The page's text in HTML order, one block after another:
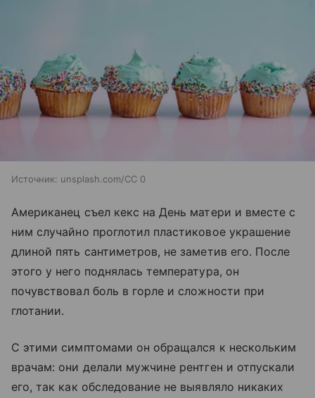
Источник: unsplash.com/CC 0
Американец съел кекс на День матери и вместе с
ним случайно проглотил пластиковое украшение
длиной пять сантиметров, не заметив его. После
этого у него поднялась температура, он
почувствовал боль в горле и сложности при
глотании.
С этими симптомами он обращался к нескольким
врачам: они делали мужчине рентген и отпускали
его, так как обследование не выявляло никаких